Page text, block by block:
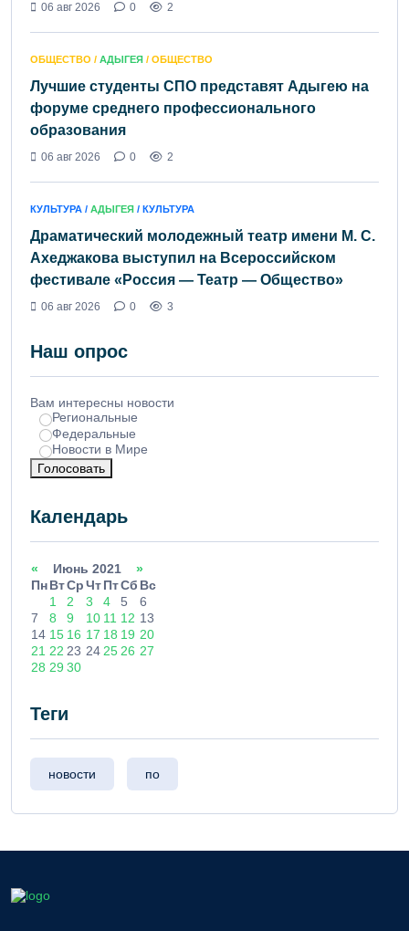
06 авг 2026 0 2
ОБЩЕСТВО / АДЫГЕЯ / ОБЩЕСТВО
Лучшие студенты СПО представят Адыгею на
форуме среднего профессионального
образования
06 авг 2026 0 2
КУЛЬТУРА / АДЫГЕЯ / КУЛЬТУРА
Драматический молодежный театр имени М. С.
Ахеджакова выступил на Всероссийском
фестивале «Россия — Театр — Общество»
06 авг 2026 0 3
Наш опрос
Вам интересны новости
Региональные
Федеральные
Новости в Мире
Голосовать
Календарь
« Июнь 2021 »
ПнВтСрЧтПтСб Вс
1
2 3 4 5
6
7
8 9 10 11 12 13
14 15 16 17 18 19 20
21 22 23 24 25 26 27
28 29 30
Теги
новости по